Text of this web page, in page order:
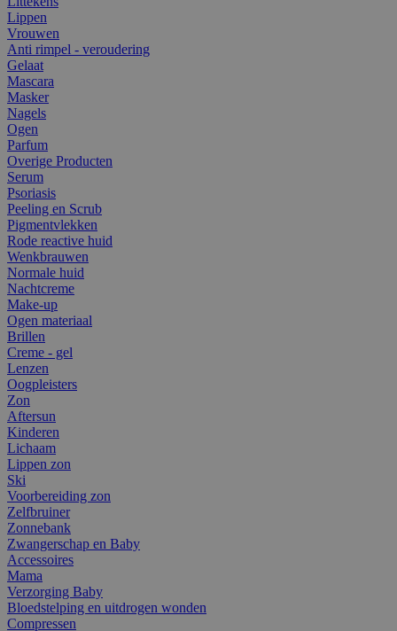
Lippen
Vrouwen
Anti rimpel - veroudering
Gelaat
Mascara
Masker
Nagels
Ogen
Parfum
Overige Producten
Serum
Psoriasis
Peeling en Scrub
Pigmentvlekken
Rode reactive huid
Wenkbrauwen
Normale huid
Nachtcreme
Make-up
Ogen materiaal
Brillen
Creme - gel
Lenzen
Oogpleisters
Zon
Aftersun
Kinderen
Lichaam
Lippen zon
Ski
Voorbereiding zon
Zelfbruiner
Zonnebank
Zwangerschap en Baby
Accessoires
Mama
Verzorging Baby
Bloedstelping en uitdrogen wonden
Compressen